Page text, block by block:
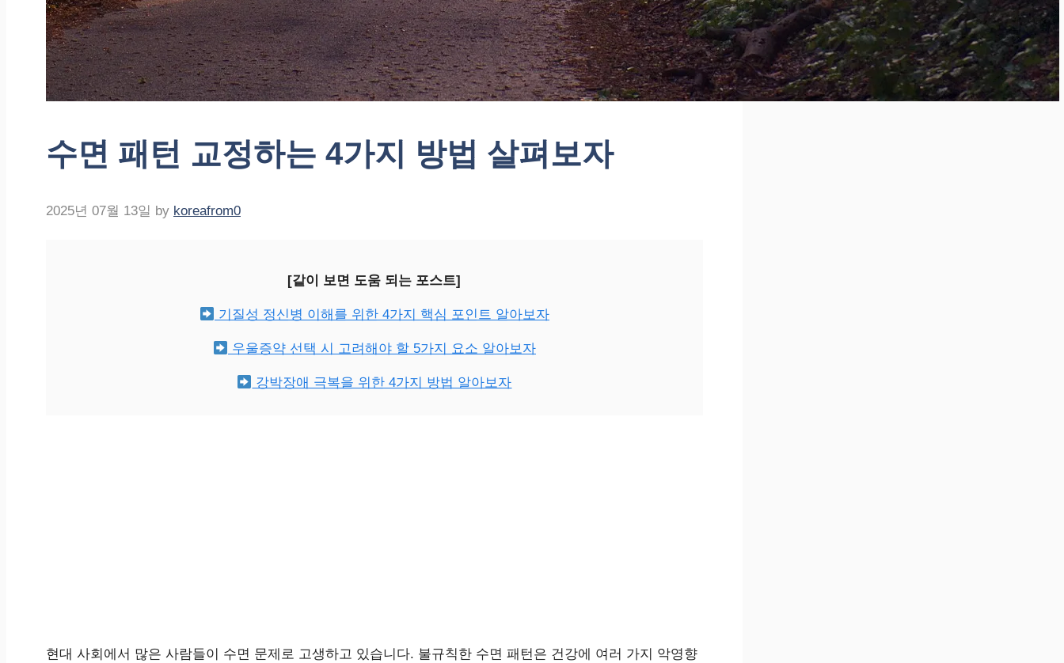
수면 패턴 교정하는 4가지 방법 살펴보자
2025년 07월 13일 by koreafrom0
[같이 보면 도움 되는 포스트]
기질성 정신병 이해를 위한 4가지 핵심 포인트 알아보자
우울증약 선택 시 고려해야 할 5가지 요소 알아보자
강박장애 극복을 위한 4가지 방법 알아보자
현대 사회에서 많은 사람들이 수면 문제로 고생하고 있습니다. 불규칙한 수면 패턴은 건강에 여러 가지 악영향